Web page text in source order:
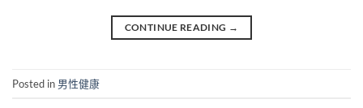
CONTINUE READING →
Posted in 男性健康